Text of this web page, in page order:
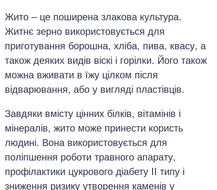
Жито – це поширена злакова культура.
Житнє зерно використовується для
приготування борошна, хліба, пива, квасу, а
також деяких видів віскі і горілки. Його також
можна вживати в їжу цілком після
відварювання, або у вигляді пластівців.
Завдяки вмісту цінних білків, вітамінів і
мінералів, жито може принести користь
людині. Вона використовується для
поліпшення роботи травного апарату,
профілактики цукрового діабету II типу і
зниження ризику утворення каменів у